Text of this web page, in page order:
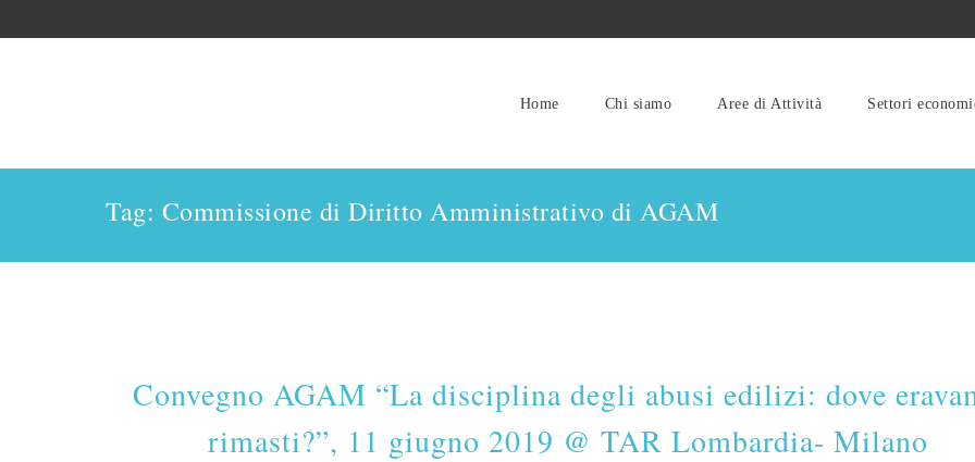
Home Chi siamo Aree di Attività Settori
Tag: Commissione di Diritto Amministrativo di AGAM
Convegno AGAM “La disciplina degli abusi edilizi: dove
rimasti?”, 11 giugno 2019 @ TAR Lombardia- Milano